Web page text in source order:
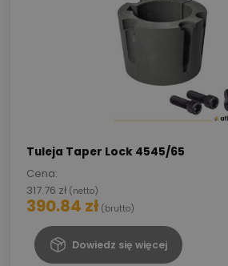
Tuleja Taper Lock 4545/65
Cena:
317.76 zł (netto)
390.84 zł (brutto)
Dowiedz się więcej